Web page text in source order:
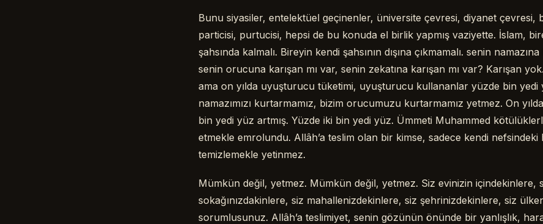
Bunu siyasiler, entelektüel geçinenler, üniversite çevresi, diyanet çevresi,
particisi, purtucisi, hepsi de bu konuda el birlik yapmış vaziyette. İslam,
şahsında kalmalı. Bireyin kendi şahsının dışına çıkmamalı. senin
senin orucuna karışan mı var, senin zekatına karışan mı var? Karışan
ama on yılda uyuşturucu tüketimi, uyuşturucu kullananlar yüzde bin yedi
namazımızı kurtarmamız, bizim orucumuzu kurtarmamız yetmez. On
bin yedi yüz artmış. Yüzde iki bin yedi yüz. Ümmeti Muhammed
etmekle emrolundu. Allâh’a teslim olan bir kimse, sadece kendi nefsindeki
temizlemekle yetinmez.
Mümkün değil, yetmez. Mümkün değil, yetmez. Siz evinizin içindekinlere,
sokağınızdakinlere, siz mahallenizdekinlere, siz şehrinizdekinlere, siz
sorumlusunuz. Allâh’a teslimiyet, senin gözünün önünde bir yanlışlık,